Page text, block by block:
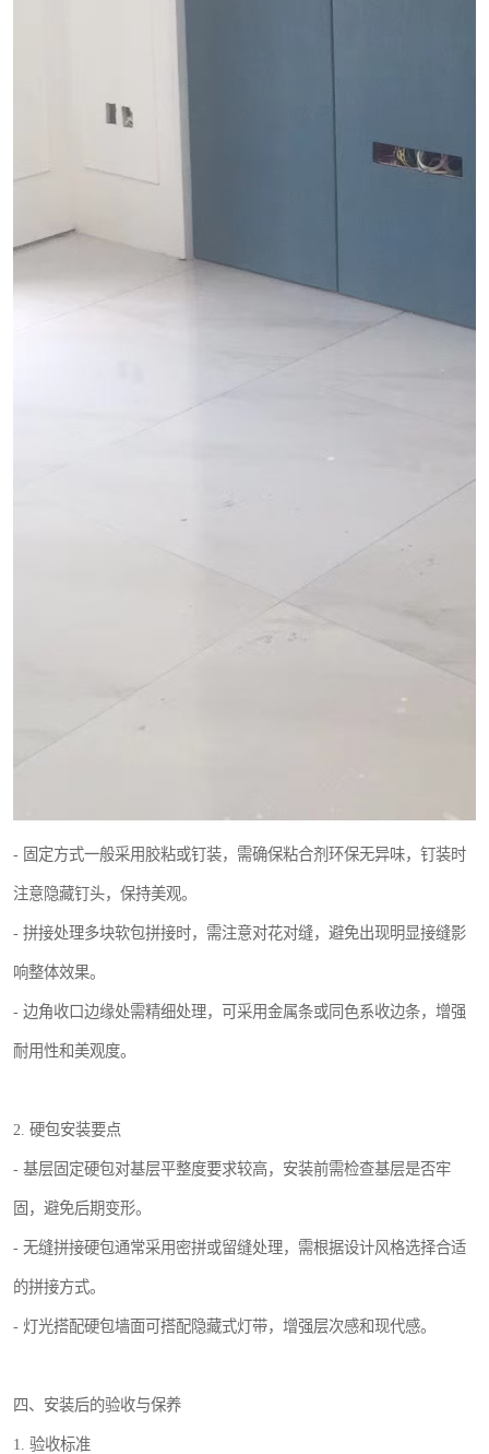
- 固定方式一般采用胶粘或钉装，需确保粘合剂环保无异味，钉装时
注意隐藏钉头，保持美观。
- 拼接处理多块软包拼接时，需注意对花对缝，避免出现明显接缝影
响整体效果。
- 边角收口边缘处需精细处理，可采用金属条或同色系收边条，增强
耐用性和美观度。
2. 硬包安装要点
- 基层固定硬包对基层平整度要求较高，安装前需检查基层是否牢
固，避免后期变形。
- 无缝拼接硬包通常采用密拼或留缝处理，需根据设计风格选择合适
的拼接方式。
- 灯光搭配硬包墙面可搭配隐藏式灯带，增强层次感和现代感。
四、安装后的验收与保养
1. 验收标准